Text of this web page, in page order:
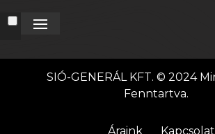
SIÓ-GENERÁL KFT. © 2024
Fenntartva.
Áraink Kapcsolat